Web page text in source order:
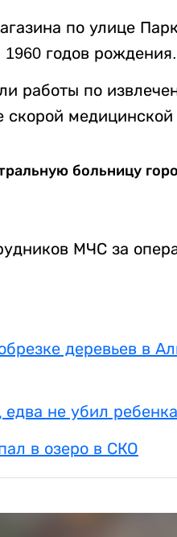
по улице
годов рождения.
работы по
скорой
больницу
МЧС за
деревьев в
не убил
в озеро в СКО